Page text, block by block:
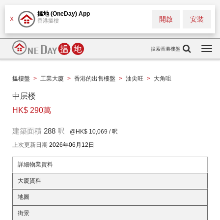
X
搵地 (OneDay) App
香港搵樓 安裝
開啟
搜索香港樓盤
搵樓盤 > 工業大廈 > 香港的出售樓盤 > 油尖旺 > 大角咀
中层楼
HK$ 290萬
建築面積 288 呎 @HK$ 10,069 / 呎
上次更新日期 2026年06月12日
詳細物業資料
大廈資料
地圖
街景